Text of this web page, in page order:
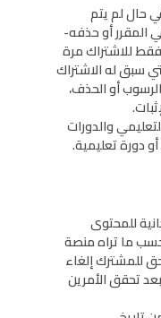
حال لم يتم
المقرر أو حذفه-
للاشتراك مرة
سبق له الاشتراك
أو الحذف،
والدورات
دورة تعليمية.
للمحتوى
ما تراه منصة
للمشترك إلغاء
تحقق الأمرين